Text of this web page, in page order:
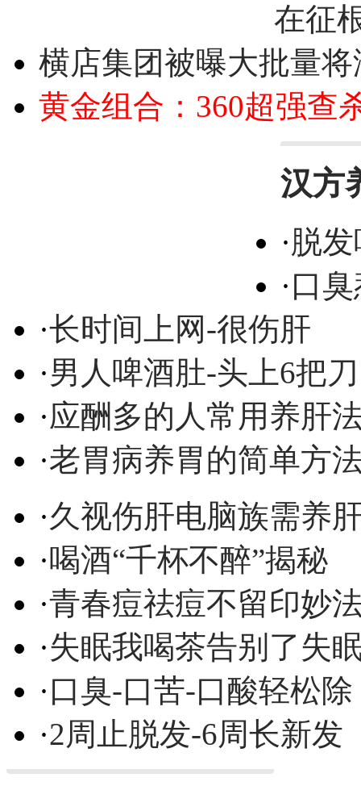
在征
横店集团被曝大批量
黄金组合：360超强查
汉方
·脱
·口
·长时间上网-很伤肝
·男人啤酒肚-头上6把刀
·应酬多的人常用养肝
·老胃病养胃的简单方
·久视伤肝电脑族需养
·喝酒“千杯不醉”揭秘
·青春痘祛痘不留印妙
·失眠我喝茶告别了失
·口臭-口苦-口酸轻松除
·2周止脱发-6周长新发